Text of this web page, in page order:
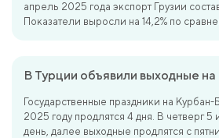
апрель 2025 года экспорт Грузии
Показатели выросли на 14,2% по
В Турции объявили выходные
Государственные праздники на
2025 году продлятся 4 дня. В четверг
день, далее выходные продлятся с